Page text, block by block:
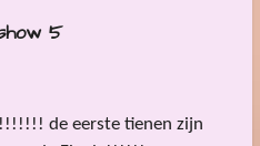
5
de eerste tienen zijn